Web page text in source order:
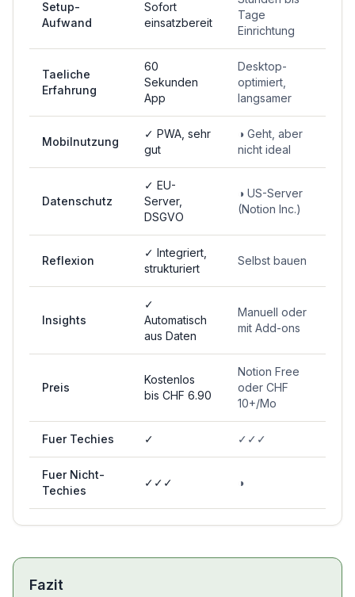
Setup-
Aufwand
Sofort
einsatzbereit
Tage
Einrichtung
Taeliche
Erfahrung
60
Sekunden
App
Desktop-
optimiert,
langsamer
Mobilnutzung
✓ PWA, sehr
gut
◑ Geht, aber
nicht ideal
Datenschutz
✓ EU-
Server,
DSGVO
◑ US-Server
(Notion Inc.)
Reflexion
✓ Integriert,
strukturiert
Selbst bauen
Insights
✓
Automatisch
aus Daten
Manuell oder
mit Add-ons
Preis
Kostenlos
bis CHF 6.90
Notion Free
oder CHF
10+/Mo
Fuer Techies ✓ ✓✓✓
Fuer Nicht-
Techies
✓✓✓ ◑
Fazit